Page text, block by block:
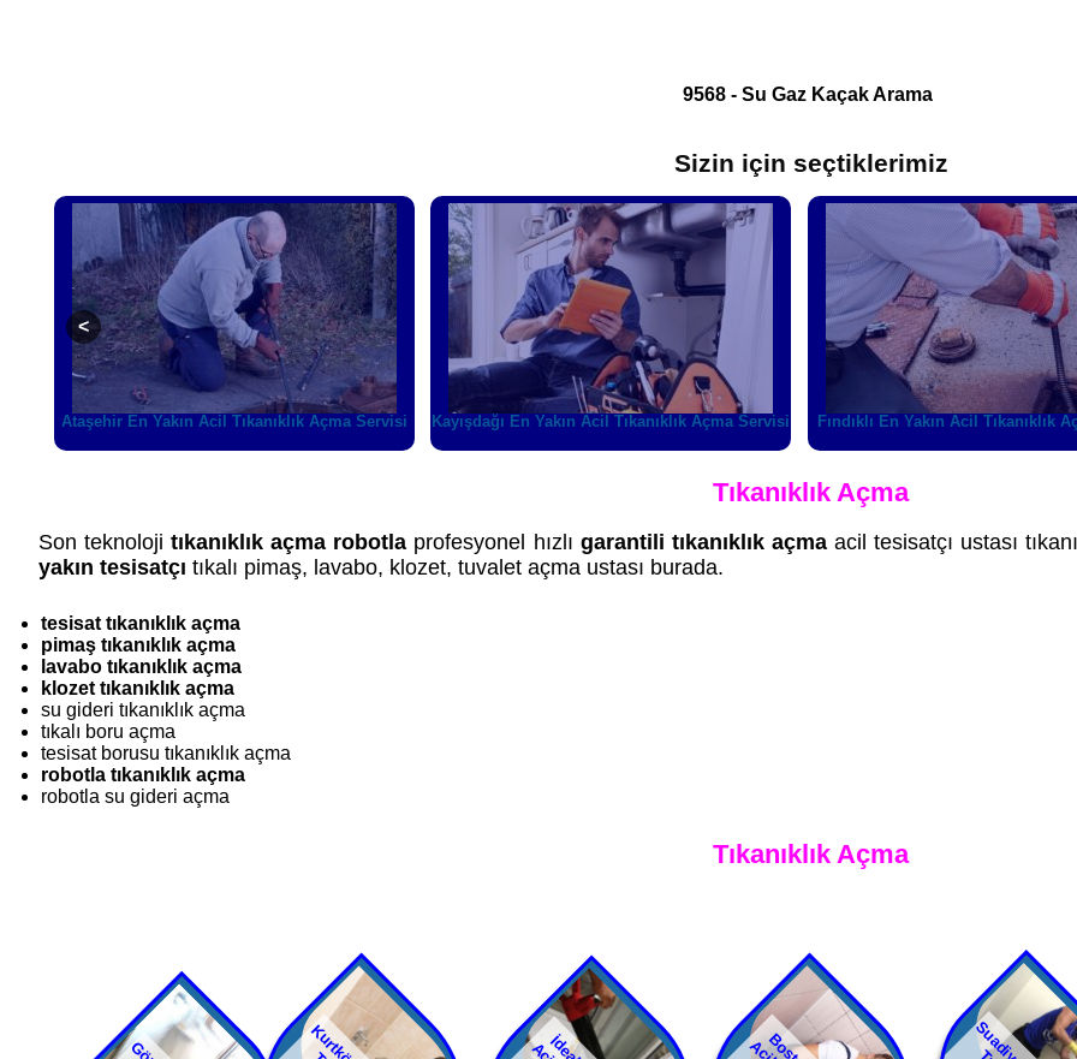
9568 - Su Gaz Kaçak Arama
Sizin için seçtiklerimiz
Kayışdağı En Yakın Acil Tıkanıklık Açma Servisi Fındıklı En Yakın Acil Tıkanıklık Açma Servisi
Ferhatpaşa En Yakın Acil
Tıkanıklık Açma
Son teknolojitıkanıklık açma robotla profesyonel hızlı garantili tıkanıklık açmaacil tesisatçı ustası
yakın tesisatçı tıkalı pimaş, lavabo, klozet, tuvalet açma ustası burada.
tesisat tıkanıklık açma
pimaş tıkanıklık açma
lavabo tıkanıklık açma
klozet tıkanıklık açma
su gideri tıkanıklık açma
tıkalı boru açma
tesisat borusu tıkanıklık açma
robotla tıkanıklık açma
robotla su gideri açma
Tıkanıklık Açma